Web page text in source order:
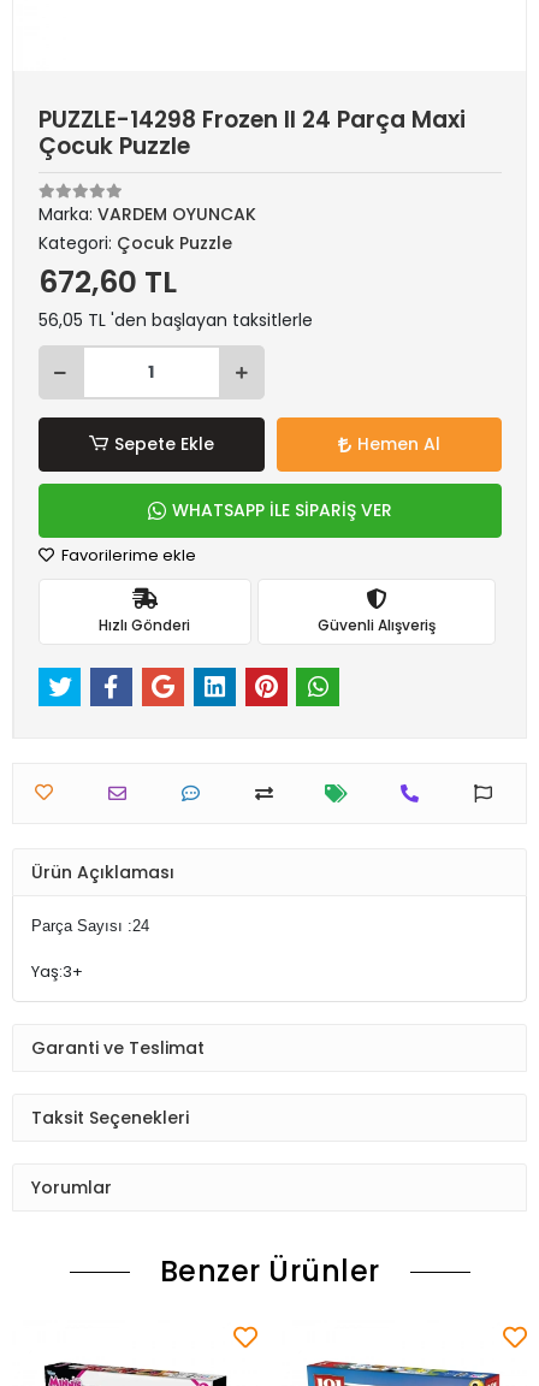
PUZZLE-14298 Frozen II 24 Parça Maxi
Çocuk Puzzle
Marka: VARDEM OYUNCAK
Kategori: Çocuk Puzzle
672,60 TL
56,05 TL 'den başlayan taksitlerle
Sepete Ekle Hemen Al
WHATSAPP İLE SİPARİŞ VER
Favorilerime ekle
Hızlı Gönderi Güvenli Alışveriş
Ürün Açıklaması
Parça Sayısı :24
Yaş:3+
Garanti ve Teslimat
Taksit Seçenekleri
Yorumlar
Benzer Ürünler